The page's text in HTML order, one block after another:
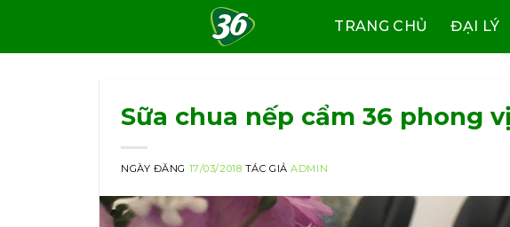
content
TRANG CHỦ ĐẠI LÝ
Sữa chua nếp cẩm 36 phong
NGÀY ĐĂNG 17/03/2018 TÁC GIẢADMIN